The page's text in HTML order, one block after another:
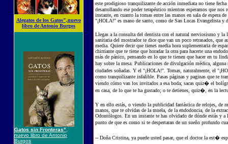
Alegatos de los Gatos",nuevo
libro de Antonio Burgos
Gatos sin Fronteras"
nuevo libro de Antonio
Burgos
este prodigioso tranquilizante de acción inmediata no tiene
desarrollando ese poder terapéutico mientras esperamos que
instante, en cuanto la tomas entre las manos en sala de espera
"¡HOLA!" es mano de santo, como de San Lucas Evangelista y
Llegas a la consulta del dentista con el natural nerviosismo y
sanitaria del mostrador te dice que van un poco retrasados,
media. Quiere decir que tienes media hora suplementaria de
chirriante que te tiene que horadar la otra para hacerte una
más de pánico, pensando en lo que te tienen que hacer en tu
hay sobre la mesa. Publicaciones de divulgación médica,
ciudades soñadas. Y el "¡HOLA!". Tomas, naturalmente, el
como tranquilizante infalible. Pasas páginas y paginas que te
viendo cómo van los invitados a esa boda; sacas quiz� el
en casa, de lo que te ha gustado; o te detienes, quiz�, en la
Y en ello estás, o viendo la publicidad fantástica de relojes, de
manos, que te olvidas de la muela, de la endodoncia, de la
Odontólogos. En un instante te has olvidado de dónde estás y
punto de que es como si te despertaran de un sueño profundo
-- Doña Cristina, ya puede usted pasar, que el doctor la est�